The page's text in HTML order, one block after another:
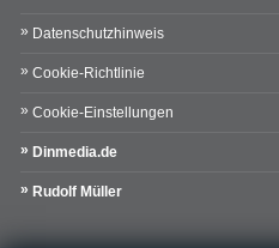
Datenschutzhinweis
Cookie-Richtlinie
Cookie-Einstellungen
Dinmedia.de
Rudolf Müller